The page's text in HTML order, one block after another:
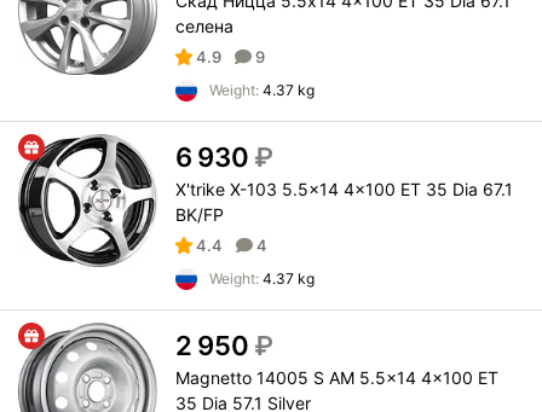
селена
4.9 9
Weight: 4.37 kg
6 930 ₽
X'trike X-103 5.5x14 4x100 ET 35 Dia 67.1
BK/FP
4.4 4
Weight: 4.37 kg
2 950 ₽
Magnetto 14005 S AM 5.5x14 4x100 ET
35 Dia 57.1 Silver